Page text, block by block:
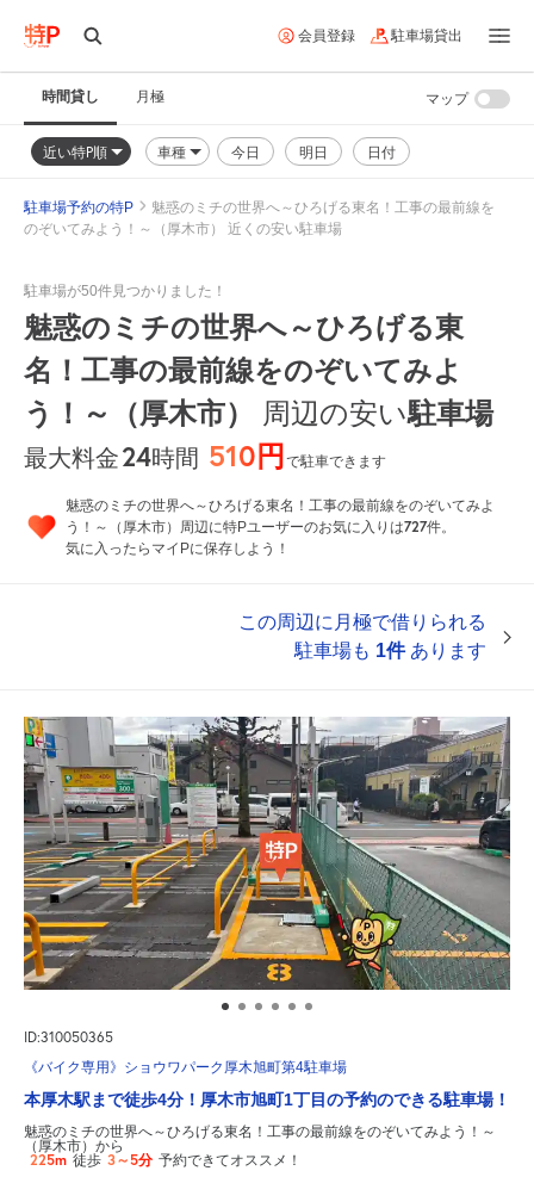
会員登録 駐車場貸出
時間貸し 月極
近い特P順 車種 今日 明日 日付
マップ
駐車場予約の特P
魅惑のミチの世界へ～ひろげる東名！工事の最前線を
のぞいてみよう！～（厚木市） 近くの安い駐車場
駐車場が50件見つかりました！
魅惑のミチの世界へ～ひろげる東
名！工事の最前線をのぞいてみよ
う！～（厚木市）
周辺の安い駐車場
最大料金24時間 510円で駐車できます
魅惑のミチの世界へ～ひろげる東名！工事の最前線をのぞいてみよ
う！～（厚木市）周辺に特Pユーザーのお気に入りは727件。
気に入ったらマイPに保存しよう！
この周辺に月極で借りられる
駐車場も 1件あります
ID:310050365
《バイク専用》ショウワパーク厚木旭町第4駐車場
本厚木駅まで徒歩4分！厚木市旭町1丁目の予約のできる駐車場！
魅惑のミチの世界へ～ひろげる東名！工事の最前線をのぞいてみよう！～
（厚木市）から
225m 徒歩 3～5分 予約できてオススメ！